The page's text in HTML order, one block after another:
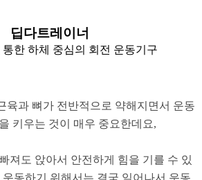
​딥다트레이너
한 하체 중심의 회전 운동기구
육과 뼈가 전반적으로 약해지면서 운동
키우는 것이 매우 중요한데요,
져도 앉아서 안전하게 힘을 기를 수 있
동하기 위해서는 결국 일어나서 운동